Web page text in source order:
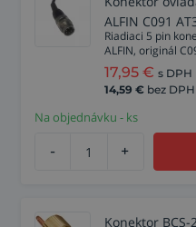
ALFIN C091
Riadiaci 5 pin
ALFIN, originál
17,95 € s DPH
14,59 € bez DPH
Na objednávku - ks
- +
Konektor BCS-